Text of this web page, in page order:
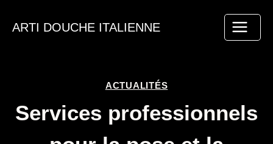
ARTI DOUCHE ITALIENNE
ACTUALITÉS
Services professionnels